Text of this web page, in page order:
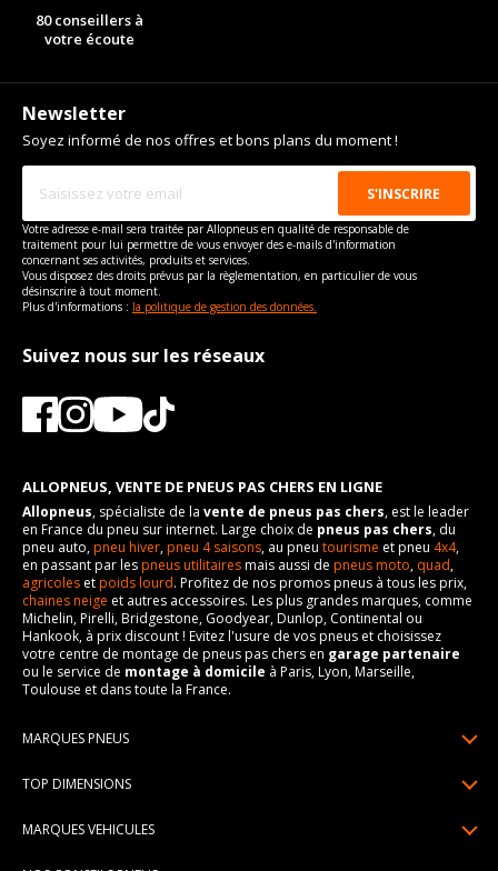
80 conseillers à
votre écoute
Newsletter
Soyez informé de nos offres et bons plans du moment !
Votre adresse e-mail sera traitée par Allopneus en qualité de responsable de
traitement pour lui permettre de vous envoyer des e-mails d'information
concernant ses activités, produits et services.
Vous disposez des droits prévus par la règlementation, en particulier de vous
désinscrire à tout moment.
Plus d'informations : la politique de gestion des données.
Suivez nous sur les réseaux
ALLOPNEUS, VENTE DE PNEUS PAS CHERS EN LIGNE
Allopneus, spécialiste de la vente de pneus pas chers, est le leader
en France du pneu sur internet. Large choix de pneus pas chers, du
pneu auto,pneu hiver,pneu 4 saisons, au pneu tourisme et pneu 4x4,
en passant par lespneus utilitairesmais aussi de pneus moto, quad,
agricoles etpoids lourd. Profitez de nos promos pneus à tous les prix,
chaines neige et autres accessoires. Les plus grandes marques, comme
Michelin, Pirelli, Bridgestone, Goodyear, Dunlop, Continental ou
Hankook, à prix discount ! Evitez l'usure de vos pneus et choisissez
votre centre de montage de pneus pas chers en garage partenaire
ou le service de montage à domicile à Paris, Lyon, Marseille,
Toulouse et dans toute la France.
MARQUES PNEUS
Pneus Continental
TOP DIMENSIONS
MARQUES VEHICULES